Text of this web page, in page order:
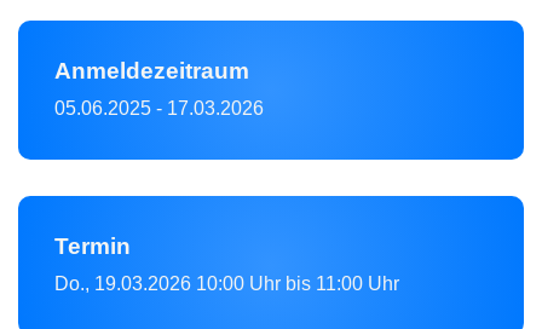
Anmeldezeitraum
05.06.2025 - 17.03.2026
Termin
Do., 19.03.2026 10:00 Uhr bis 11:00 Uhr